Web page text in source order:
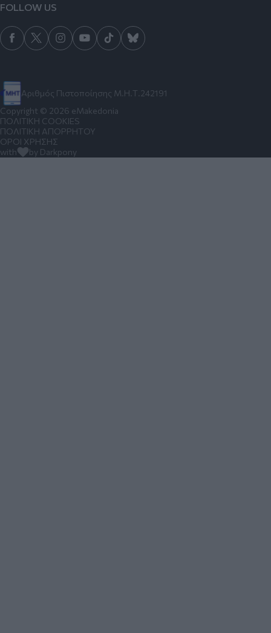
Αριθμός Πιστοποίησης Μ.Η.Τ.242191
FOLLOW US
Copyright © 2026 eMakedonia
ΠΟΛΙΤΙΚΗ COOKIES
ΠΟΛΙΤΙΚΗ ΑΠΟΡΡΗΤΟΥ
ΟΡΟΙ ΧΡΗΣΗΣ
with
by Darkpony